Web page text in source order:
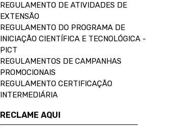
REGULAMENTO DE ATIVIDADES DE
EXTENSÃO
REGULAMENTO DO PROGRAMA DE
INICIAÇÃO CIENTÍFICA E TECNOLÓGICA -
PICT
REGULAMENTOS DE CAMPANHAS
PROMOCIONAIS
REGULAMENTO CERTIFICAÇÃO
INTERMEDIÁRIA
RECLAME AQUI